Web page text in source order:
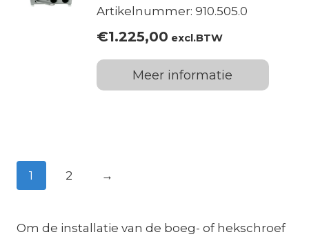
Artikelnummer: 910.505.0
€1.225,00 excl.BTW
Meer informatie
1 2 →
Om de installatie van de boeg- of hekschroef